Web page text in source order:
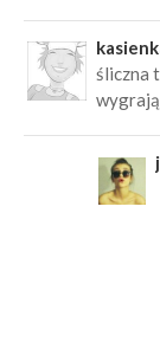
śliczna